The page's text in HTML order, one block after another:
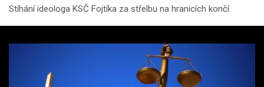
Stíhání ideologa KSČ Fojtíka za střelbu na hranicích končí